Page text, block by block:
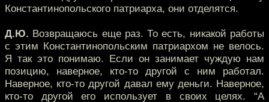
Константинопольского патриарха, они отделятся.
Д.Ю. Возвращаюсь еще раз. То есть, никакой работы
с этим Константинопольским патриархом не велось.
Я так это понимаю. Если он занимает чуждую нам
позицию, наверное, кто-то другой с ним работал.
Наверное, кто-то другой давал ему деньги. Наверное,
кто-то другой его использует в своих целях. “А